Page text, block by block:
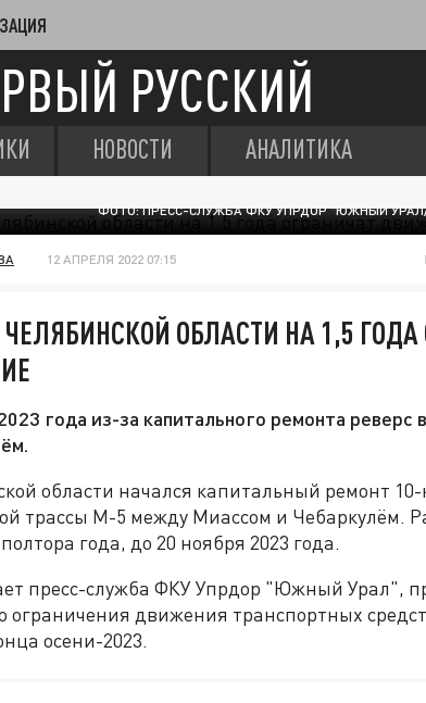
РУССКИЙ
НОВОСТИ АНАЛИТИКА
ФОТО: ПРЕСС-СЛУЖБА ФКУ УПРДОР "ЮЖНЫЙ
12 АПРЕЛЯ 2022 07:15
ОБЛАСТИ НА 1,5 ГОДА
года из-за капитального ремонта реверс
области начался капитальный ремонт 10-
трассы М-5 между Миассом и Чебаркулём.
года, до 20 ноября 2023 года.
пресс-служба ФКУ Упрдор "Южный Урал",
ограничения движения транспортных
осени-2023.